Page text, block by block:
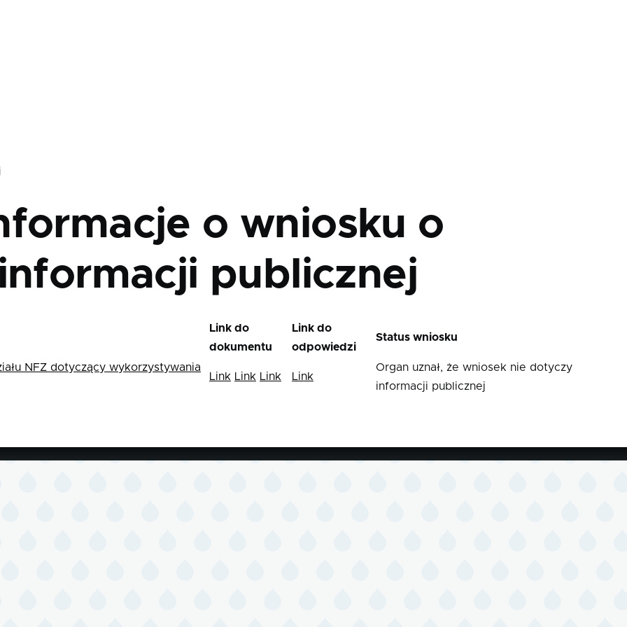
o wniosku o
publicznej
Link do
dokumentu
Link do
odpowiedzi
Status wniosku
NFZ dotyczący wykorzystywania
Link Link Link Link
Organ uznał, że wniosek nie dotyczy
informacji publicznej